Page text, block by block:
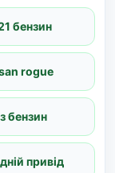
бензин
rogue
бензин
привід